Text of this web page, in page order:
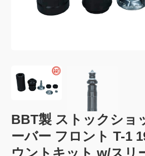
BBT製 ストックショ
ーバー フロント T-1